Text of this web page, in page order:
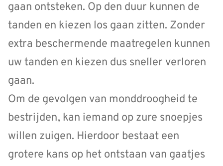
gaan ontsteken. Op den duur kunnen de
tanden en kiezen los gaan zitten. Zonder
extra beschermende maatregelen kunnen
uw tanden en kiezen dus sneller verloren
gaan.
Om de gevolgen van monddroogheid te
bestrijden, kan iemand op zure snoepjes
willen zuigen. Hierdoor bestaat een
grotere kans op het ontstaan van gaatjes